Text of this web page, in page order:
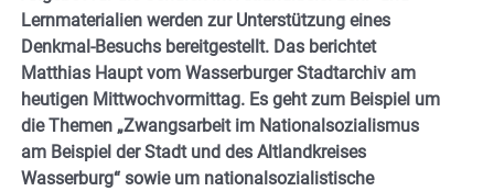
Lernmaterialien werden zur Unterstützung eines
Denkmal-Besuchs bereitgestellt. Das berichtet
Matthias Haupt vom Wasserburger Stadtarchiv am
heutigen Mittwochvormittag. Es geht zum Beispiel um
die Themen „Zwangsarbeit im Nationalsozialismus
am Beispiel der Stadt und des Altlandkreises
Wasserburg“ sowie um nationalsozialistische